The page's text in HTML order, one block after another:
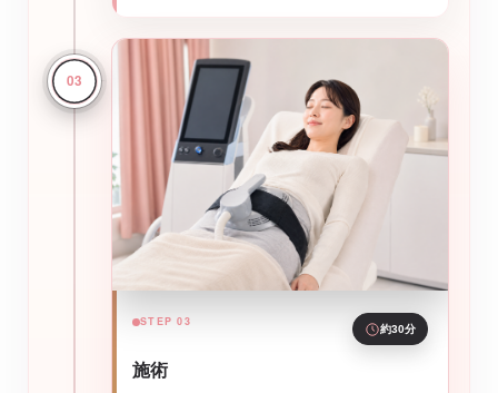
03
STEP 03
約30分
施術